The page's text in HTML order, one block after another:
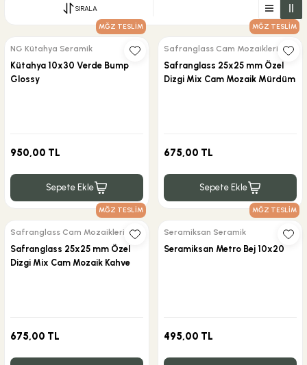
SIRALA
MĞZ TESLİM
NG Kütahya Seramik
Kütahya 10x30 Verde Bump
Glossy
950,00 TL
Sepete Ekle
MĞZ TESLİM
Safranglass Cam Mozaikleri
Safranglass 25x25 mm Özel
Dizgi Mix Cam Mozaik Mürdüm
675,00 TL
Sepete Ekle
MĞZ TESLİM
Safranglass Cam Mozaikleri
Safranglass 25x25 mm Özel
Dizgi Mix Cam Mozaik Kahve
675,00 TL
MĞZ TESLİM
Seramiksan Seramik
Seramiksan Metro Bej 10x20
495,00 TL